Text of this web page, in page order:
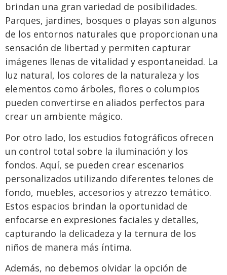
brindan una gran variedad de posibilidades.
Parques, jardines, bosques o playas son algunos
de los entornos naturales que proporcionan una
sensación de libertad y permiten capturar
imágenes llenas de vitalidad y espontaneidad. La
luz natural, los colores de la naturaleza y los
elementos como árboles, flores o columpios
pueden convertirse en aliados perfectos para
crear un ambiente mágico.
Por otro lado, los estudios fotográficos ofrecen
un control total sobre la iluminación y los
fondos. Aquí, se pueden crear escenarios
personalizados utilizando diferentes telones de
fondo, muebles, accesorios y atrezzo temático.
Estos espacios brindan la oportunidad de
enfocarse en expresiones faciales y detalles,
capturando la delicadeza y la ternura de los
niños de manera más íntima.
Además, no debemos olvidar la opción de